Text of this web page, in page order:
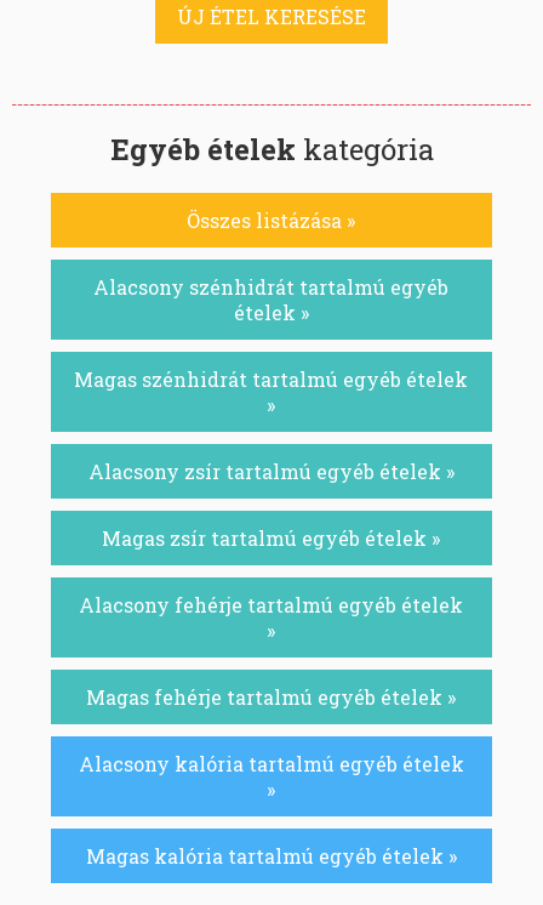
ÚJ ÉTEL KERESÉSE
Egyéb ételek kategória
Összes listázása »
Alacsony szénhidrát tartalmú egyéb
ételek »
Magas szénhidrát tartalmú egyéb ételek
»
Alacsony zsír tartalmú egyéb ételek »
Magas zsír tartalmú egyéb ételek »
Alacsony fehérje tartalmú egyéb ételek
»
Magas fehérje tartalmú egyéb ételek »
Alacsony kalória tartalmú egyéb ételek
»
Magas kalória tartalmú egyéb ételek »